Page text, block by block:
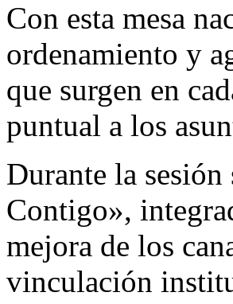
Con esta mesa
ordenamiento y
que surgen en
puntual a los
Durante la
Contigo»,
mejora de los
vinculación